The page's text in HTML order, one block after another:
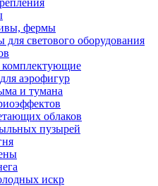
фермы
светового оборудования
комплектующие
аэрофигур
и тумана
облаков
пузырей
искр